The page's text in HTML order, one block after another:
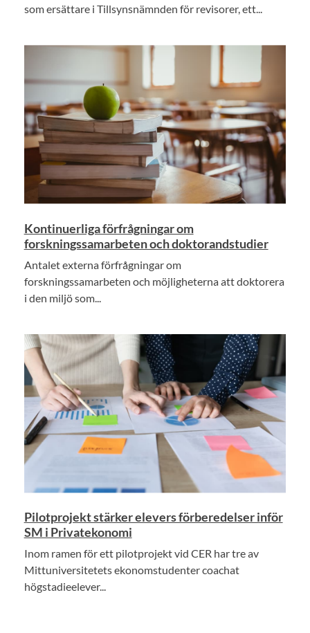
som ersättare i Tillsynsnämnden för revisorer, ett...
Kontinuerliga förfrågningar om
forskningssamarbeten och doktorandstudier
Antalet externa förfrågningar om
forskningssamarbeten och möjligheterna att doktorera
i den miljö som...
Pilotprojekt stärker elevers förberedelser inför
SM i Privatekonomi
Inom ramen för ett pilotprojekt vid CER har tre av
Mittuniversitetets ekonomstudenter coachat
högstadieelever...